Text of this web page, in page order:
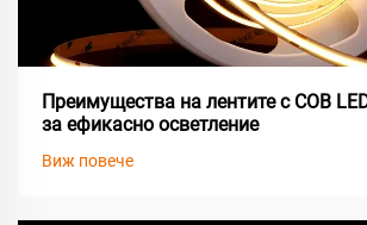
Преимущества на лентите с COB
за ефикасно осветление
Виж повече